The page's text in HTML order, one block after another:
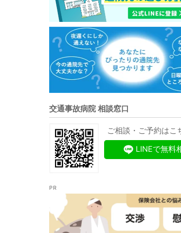
交通事故病院 相談窓口
ご相談・ご予約はこ
LINEで無料